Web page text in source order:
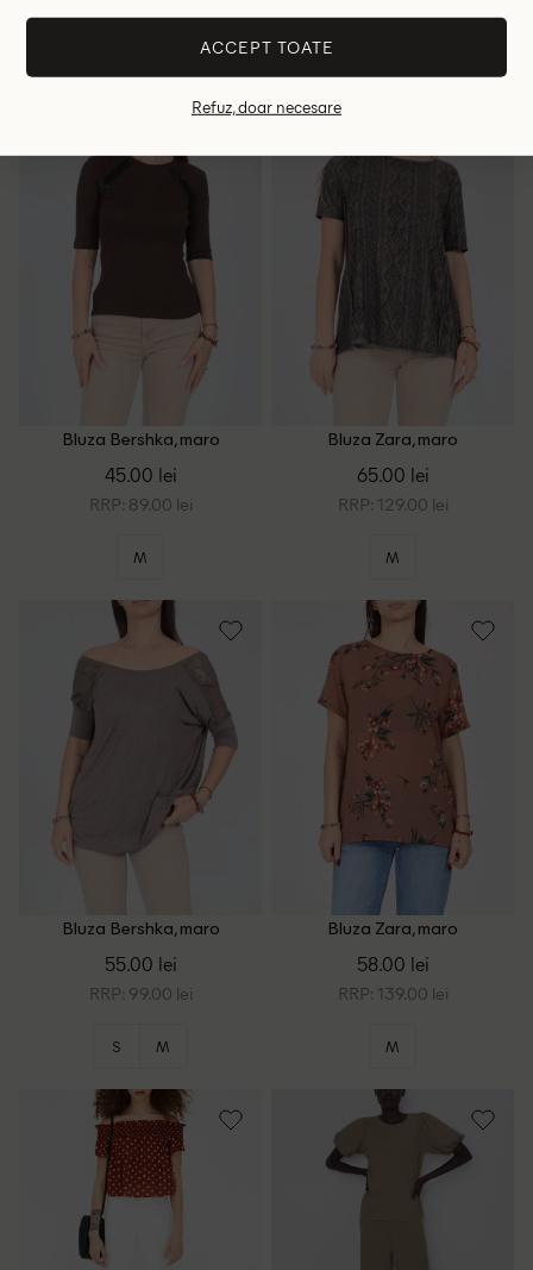
RRP: 289.00 lei RRP: 89.00 lei
Bluza Bershka, maro
45.00 lei
RRP: 89.00 lei
M
Bluza Zara, maro
65.00 lei
RRP: 129.00 lei
M
Bluza Bershka, maro
55.00 lei
RRP: 99.00 lei
S M
Bluza Zara, maro
58.00 lei
RRP: 139.00 lei
M
ACCEPT TOATE
Refuz, doar necesare